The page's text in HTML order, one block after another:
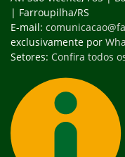
| Farroupilha/RS
E-mail:
exclusivamente por
Setores: Confira todos